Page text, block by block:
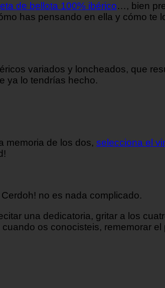
de bellota 100% ibérico…, bien
has pensando en ella y cómo te
variados y loncheados, que
ya lo tendrías hecho.
memoria de los dos, selecciona el
no es nada complicado.
una dedicatoria, gritar a los
os conocisteis, rememorar